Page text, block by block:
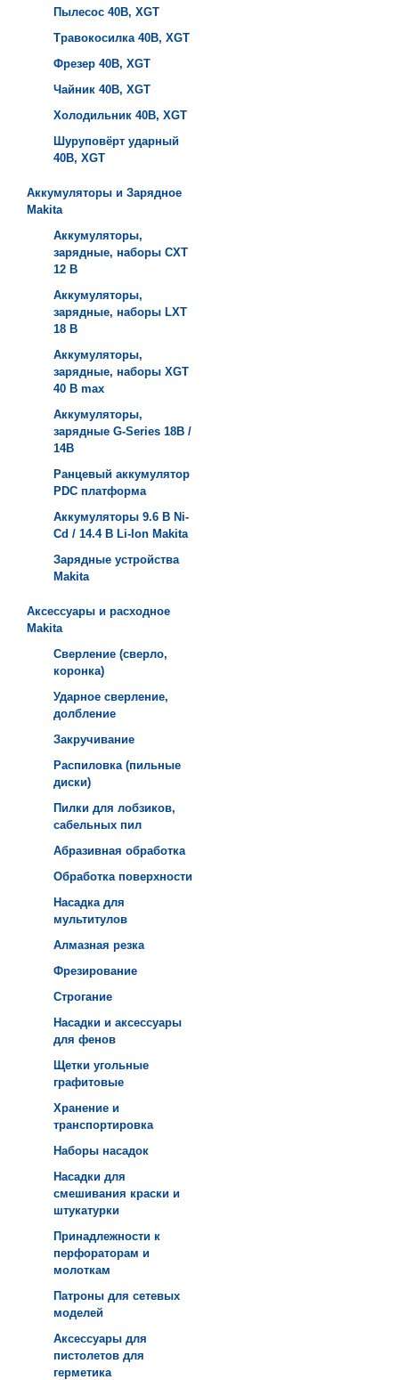
Пылесос 40B, XGT
Травокосилка 40B, XGT
Фрезер 40B, XGT
Чайник 40B, XGT
Холодильник 40B, XGT
Шуруповёрт ударный
40B, XGT
Аккумуляторы и Зарядное
Makita
Аккумуляторы,
зарядные, наборы СXT
12 В
Аккумуляторы,
зарядные, наборы LXT
18 В
Аккумуляторы,
зарядные, наборы XGT
40 В max
Аккумуляторы,
зарядные G-Series 18В /
14В
Ранцевый аккумулятор
PDC платформа
Аккумуляторы 9.6 В Ni-
Cd / 14.4 В Li-Ion Makita
Зарядные устройства
Мakita
Аксессуары и расходное
Makita
Сверление (сверло,
коронка)
Ударное сверление,
долбление
Закручивание
Распиловка (пильные
диски)
Пилки для лобзиков,
сабельных пил
Абразивная обработка
Обработка поверхности
Насадка для
мультитулов
Алмазная резка
Фрезирование
Строгание
Насадки и аксессуары
для фенов
Щетки угольные
графитовые
Хранение и
транспортировка
Наборы насадок
Насадки для
смешивания краски и
штукатурки
Принадлежности к
перфораторам и
молоткам
Патроны для сетевых
моделей
Аксессуары для
пистолетов для
герметика